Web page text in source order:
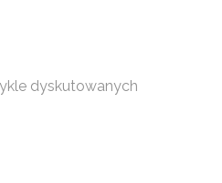
dyskutowanych